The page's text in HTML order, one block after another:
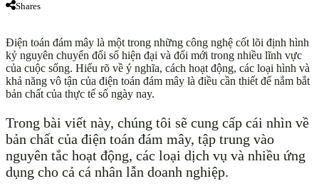
Shares
Điện toán đám mây là một trong những công nghệ cốt lõi định hình
kỷ nguyên chuyển đổi số hiện đại và đổi mới trong nhiều lĩnh vực
của cuộc sống. Hiểu rõ về ý nghĩa, cách hoạt động, các loại hình và
khả năng vô tận của điện toán đám mây là điều cần thiết để nắm bắt
bản chất của thực tế số ngày nay.
Trong bài viết này, chúng tôi sẽ cung cấp cái nhìn về
bản chất của điện toán đám mây, tập trung vào
nguyên tắc hoạt động, các loại dịch vụ và nhiều ứng
dụng cho cả cá nhân lẫn doanh nghiệp.